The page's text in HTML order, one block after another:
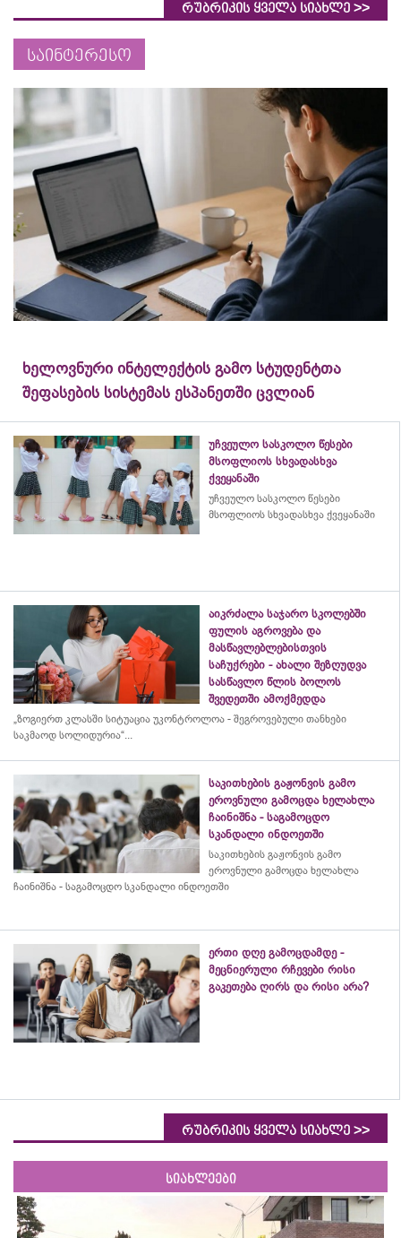
რუბრიკის ყველა სიახლე >>
საინტერესო
ხელოვნური ინტელექტის გამო სტუდენტთა
შეფასების სისტემას ესპანეთში ცვლიან
უჩვეულო სასკოლო წესები
მსოფლიოს სხვადასხვა
ქვეყანაში
უჩვეულო სასკოლო წესები
მსოფლიოს სხვადასხვა ქვეყანაში
აიკრძალა საჯარო სკოლებში
ფულის აგროვება და
მასწავლებლებისთვის
საჩუქრები - ახალი შეზღუდვა
სასწავლო წლის ბოლოს
შვედეთში ამოქმედდა
„ზოგიერთ კლასში სიტუაცია უკონტროლოა - შეგროვებული თანხები
საკმაოდ სოლიდურია“...
საკითხების გაჟონვის გამო
ეროვნული გამოცდა ხელახლა
ჩაინიშნა - საგამოცდო
სკანდალი ინდოეთში
საკითხების გაჟონვის გამო
ეროვნული გამოცდა ხელახლა
ჩაინიშნა - საგამოცდო სკანდალი ინდოეთში
ერთი დღე გამოცდამდე -
მეცნიერული რჩევები რისი
გაკეთება ღირს და რისი არა?
რუბრიკის ყველა სიახლე >>
სიახლეები